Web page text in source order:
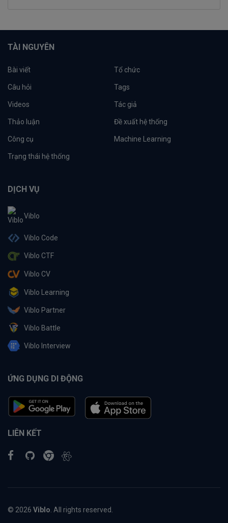
TÀI NGUYÊN
Bài viết Tổ chức
Câu hỏi Tags
Videos Tác giả
Thảo luận Đề xuất hệ thống
Công cụ Machine Learning
Trạng thái hệ thống
DỊCH VỤ
Viblo
Viblo Code
Viblo CTF
Viblo CV
Viblo Learning
Viblo Partner
Viblo Battle
Viblo Interview
ỨNG DỤNG DI ĐỘNG
LIÊN KẾT
© 2026 Viblo . All rights reserved.